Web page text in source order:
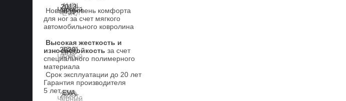
Новый уровень комфорта
для ног за счет мягкого
автомобильного ковролина
Высокая жесткость и
износостойкость за счет
специального полимерного
материала
Срок эксплуатации до 20 лет
Гарантия производителя
5 лет.